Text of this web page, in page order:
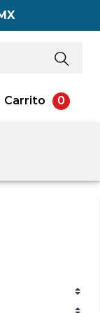
Carrito 0